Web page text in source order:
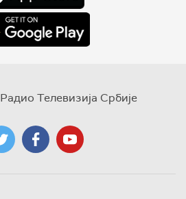
Радио Телевизија Србије